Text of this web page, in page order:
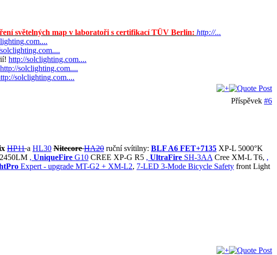
světelných map v laboratoři s certifikací TÜV Berlin: http://...
http://solclighting.com....
http://solclighting.com....
solclighting.com....
Příspěvek #6
HP11 a HL30 Nitecore HA20 ruční svítilny: BLF A6 FET+7135 XP-L 5000°K
, UniqueFire G10 CREE XP-G R5 , UltraFire SH-3AA Cree XM-L T6, ,
Expert - upgrade MT-G2 + XM-L2, 7-LED 3-Mode Bicycle Safety front Light